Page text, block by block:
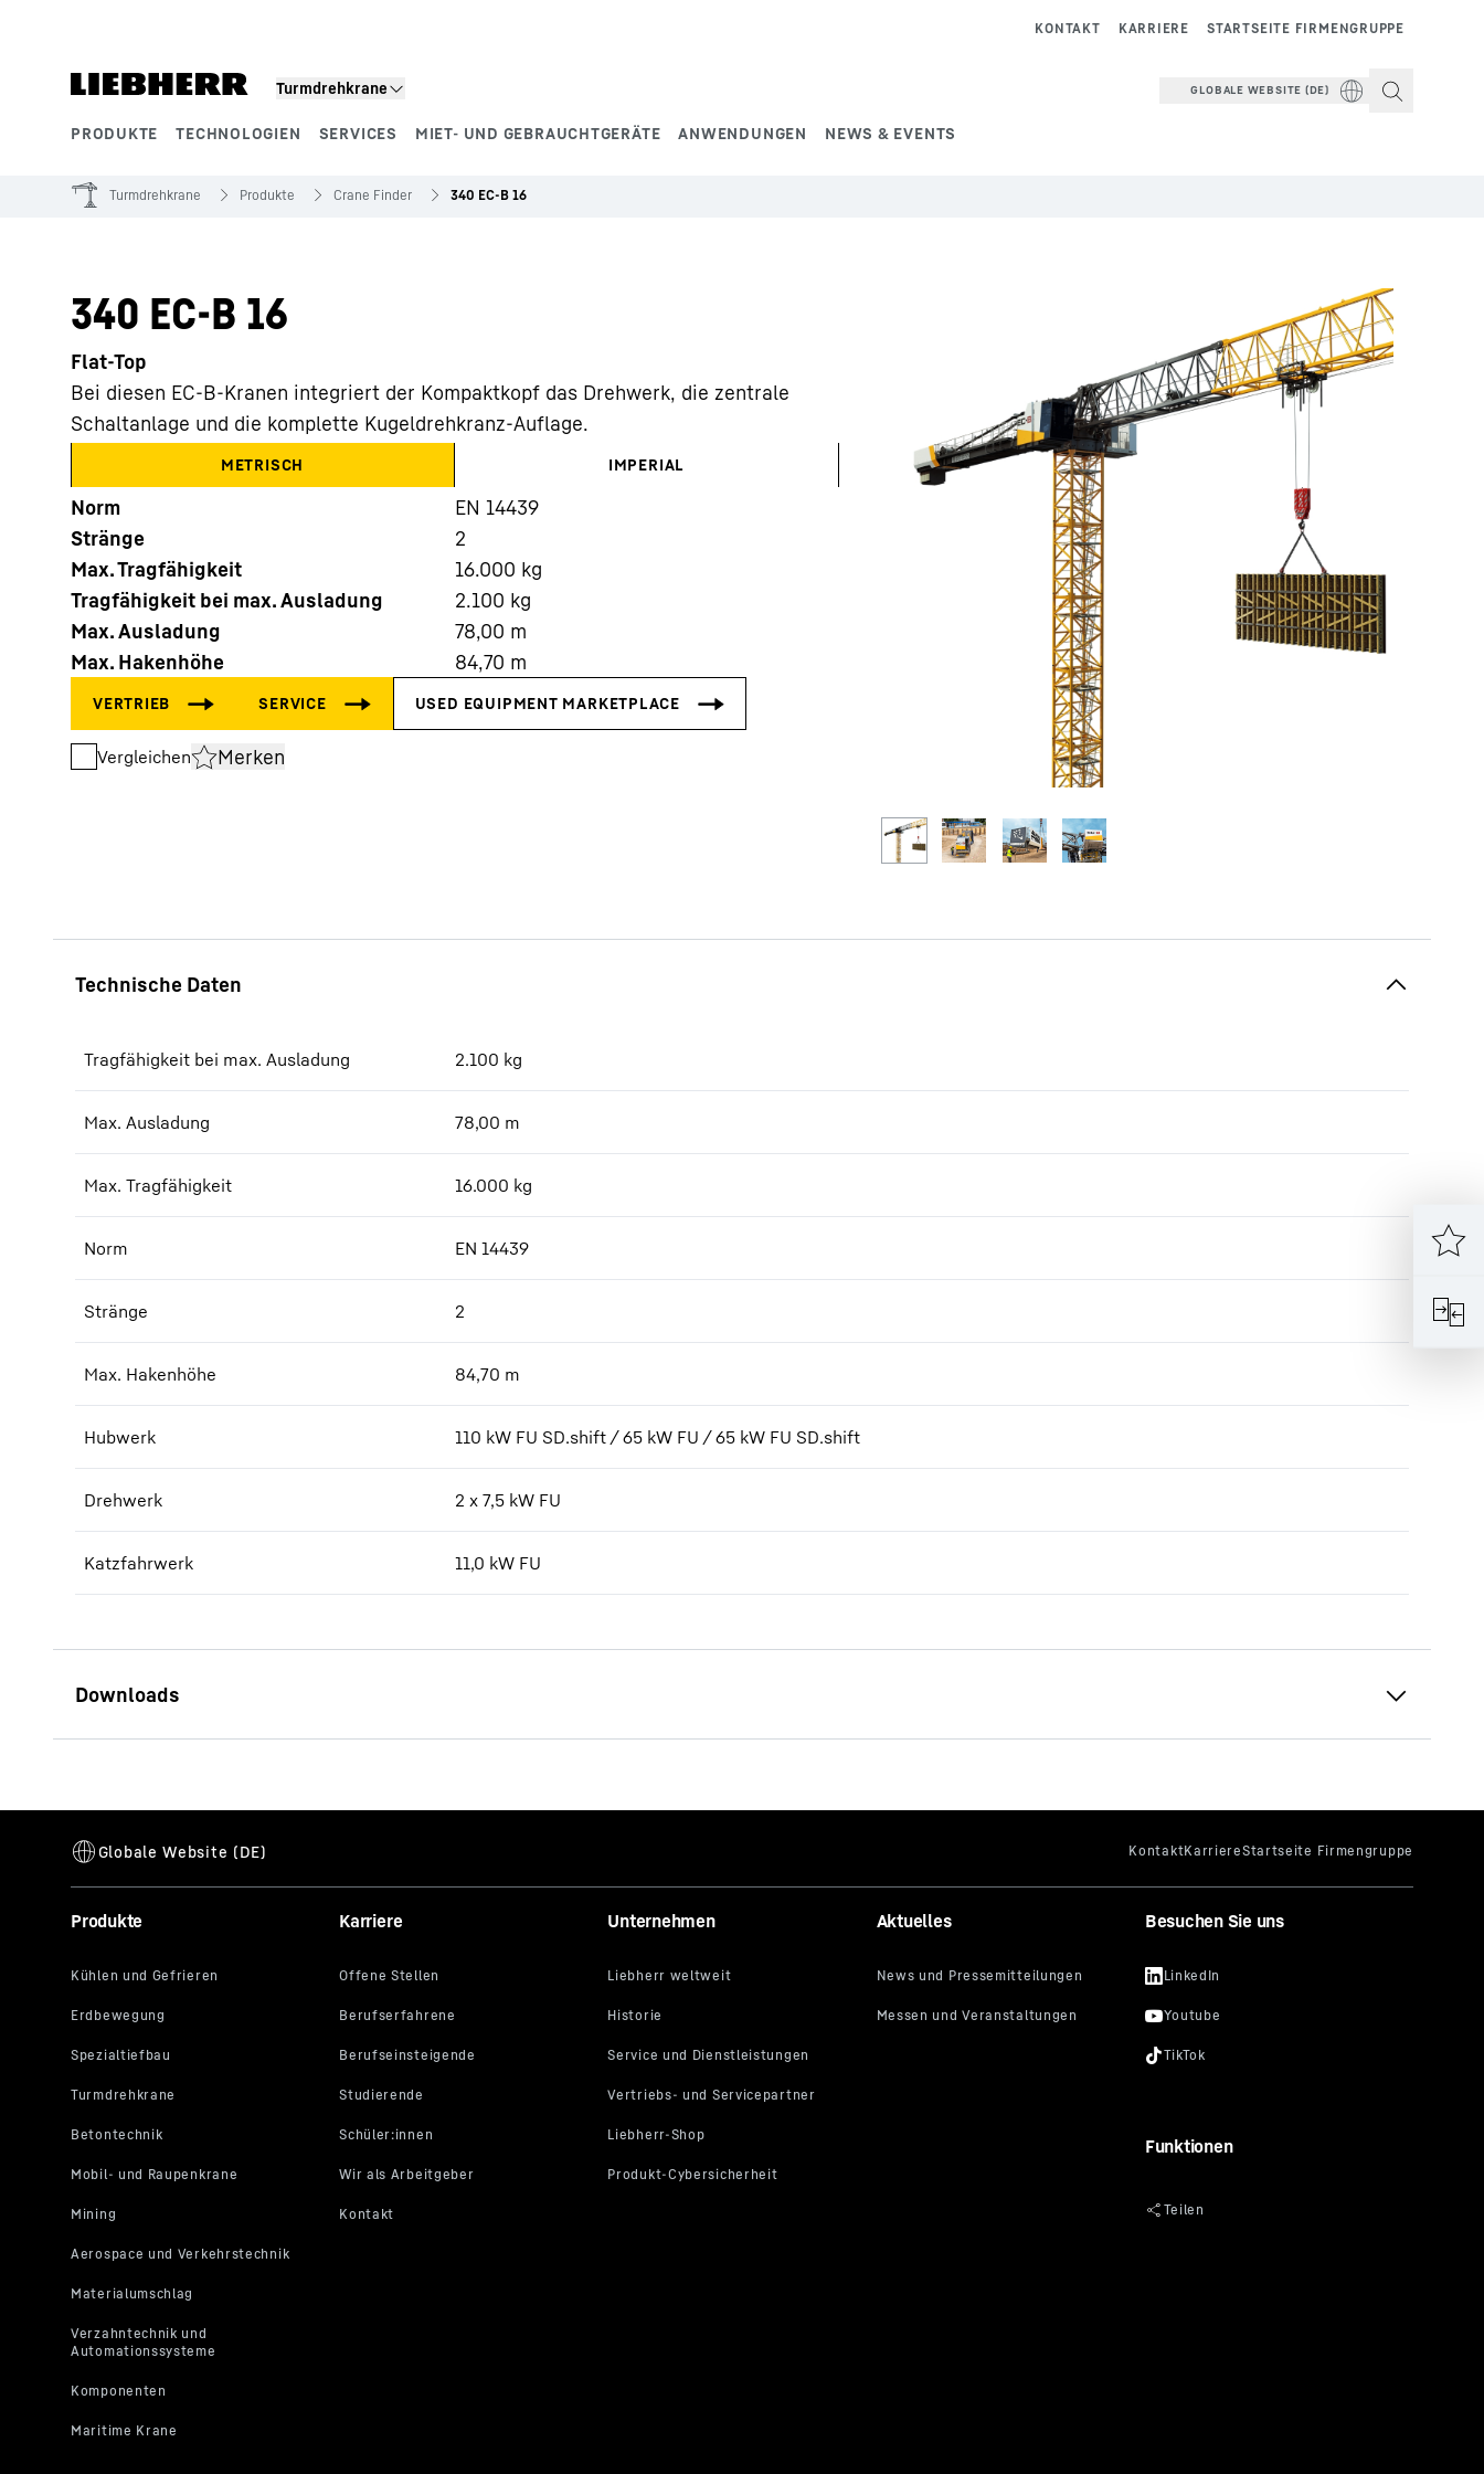
Turmdrehkrane
PRODUKTE TECHNOLOGIEN SERVICES MIET- UND GEBRAUCHTGERÄTE ANWENDUNGEN NEWS & EVENTS
STARTSEITE FIRMENGRUPPE
KARRIERE
KONTAKT
GLOBALE WEBSITE (DE)
Mehr über die Firmengruppe
Turmdrehkrane Produkte Crane Finder 340 EC-B 16
340 EC-B 16
Flat-Top
Bei diesen EC-B-Kranen integriert der Kompaktkopf das Drehwerk, die zentrale
Schaltanlage und die komplette Kugeldrehkranz-Auflage.
METRISCH IMPERIAL
Norm
EN 14439
Stränge
2
Max. Tragfähigkeit
16.000 kg
Tragfähigkeit bei max. Ausladung
2.100 kg
Max. Ausladung
78,00 m
Max. Hakenhöhe
84,70 m
Vergleichen Merken
Tragfähigkeit bei max. Ausladung 2.100 kg
Max. Ausladung 78,00 m
Max. Tragfähigkeit 16.000 kg
Norm EN 14439
Stränge 2
Max. Hakenhöhe 84,70 m
Hubwerk 110 kW FU SD.shift / 65 kW FU / 65 kW FU SD.shift
Drehwerk 2 x 7,5 kW FU
Katzfahrwerk 11,0 kW FU
Produkte Karriere Unternehmen Aktuelles Besuchen Sie uns
Funktionen